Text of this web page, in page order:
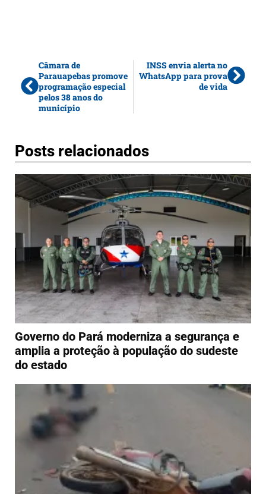
Câmara de
Parauapebas promove
programação especial
pelos 38 anos do
município
INSS envia alerta no
WhatsApp para prova
de vida
Posts relacionados
Governo do Pará moderniza a segurança e
amplia a proteção à população do sudeste
do estado